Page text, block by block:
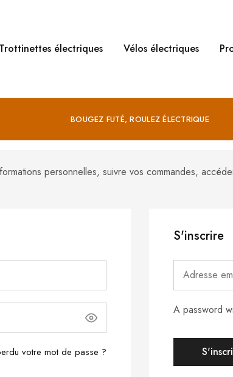
Trottinettes électriques Vélos électriques
BOUGEZ FUTÉ, ROULEZ ÉLECTRIQUE
personnelles, suivre vos commandes,
votre mot de passe ?
S'inscrire
A password